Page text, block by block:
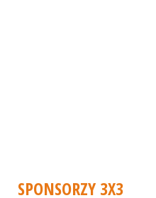
SPONSORZY 3X3